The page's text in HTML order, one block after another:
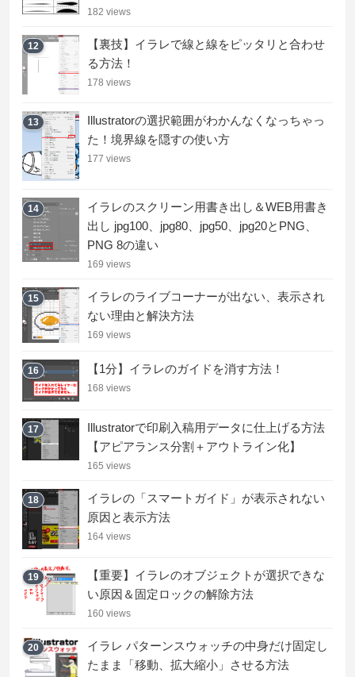
182 views
12
【裏技】イラレで線と線をピッタリと合わせ
る方法！
178 views
13
Illustratorの選択範囲がわかんなくなっちゃっ
た！境界線を隠すの使い方
177 views
14
イラレのスクリーン用書き出し＆WEB用書き
出し jpg100、jpg80、jpg50、jpg20とPNG、
PNG 8の違い
169 views
15
イラレのライブコーナーが出ない、表示され
ない理由と解決方法
169 views
16 【1分】イラレのガイドを消す方法！
168 views
17
Illustratorで印刷入稿用データに仕上げる方法
【アピアランス分割＋アウトライン化】
165 views
18
イラレの「スマートガイド」が表示されない
原因と表示方法
164 views
19
【重要】イラレのオブジェクトが選択できな
い原因＆固定ロックの解除方法
160 views
20
イラレ パターンスウォッチの中身だけ固定し
たまま「移動、拡大縮小」させる方法